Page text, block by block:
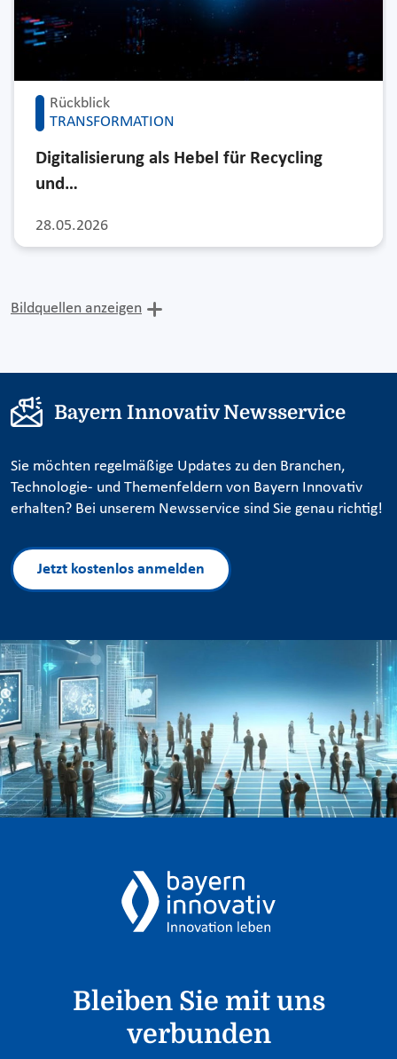
Rückblick
TRANSFORMATION
28.05.2026
Digitalisierung als Hebel für Recycling
und…
Bildquellen anzeigen
Bayern Innovativ Newsservice
Sie möchten regelmäßige Updates zu den Branchen,
Technologie- und Themenfeldern von Bayern Innovativ
erhalten? Bei unserem Newsservice sind Sie genau richtig!
Jetzt kostenlos anmelden
Bleiben Sie mit uns
verbunden